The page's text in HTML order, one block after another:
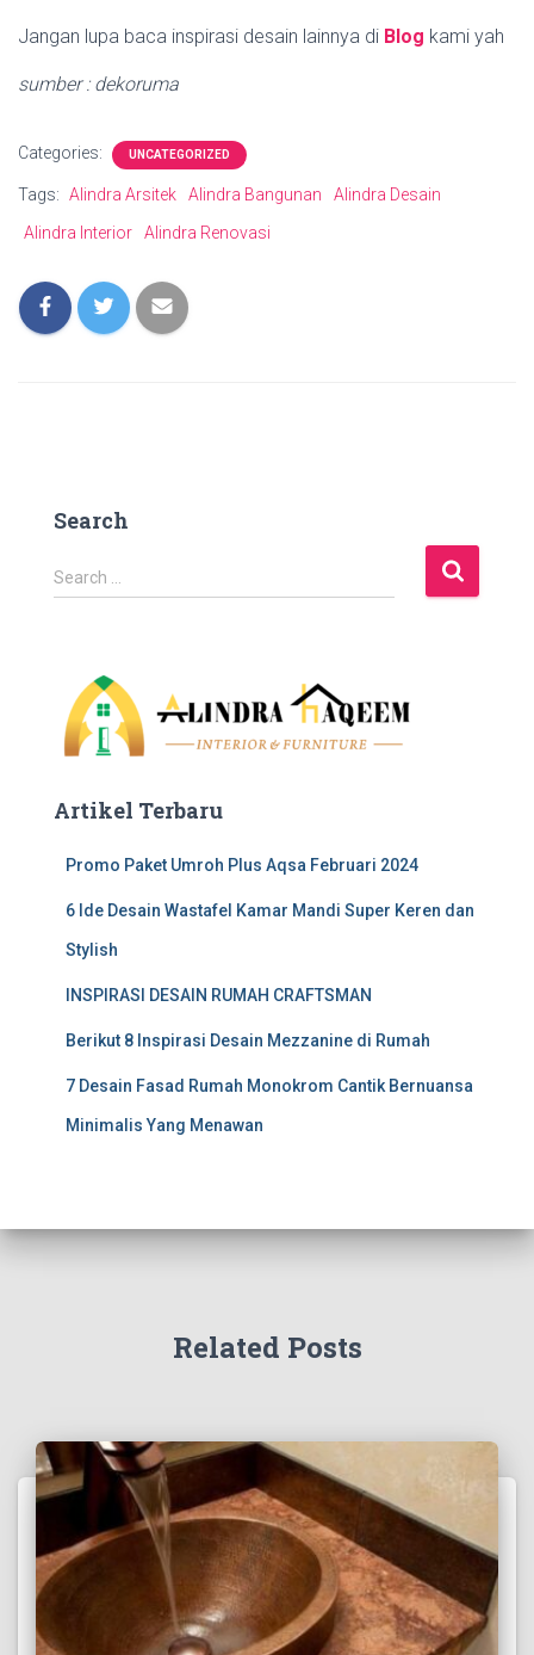
Jangan lupa baca inspirasi desain lainnya di Blog kami yah
sumber : dekoruma
Categories: UNCATEGORIZED
Tags: Alindra Arsitek Alindra Bangunan
Alindra Desain
Alindra Interior
Alindra Renovasi
Search
S
e
Search …
Artikel Terbaru
Promo Paket Umroh Plus Aqsa Februari 2024
6 Ide Desain Wastafel Kamar Mandi Super Keren dan
Stylish
INSPIRASI DESAIN RUMAH CRAFTSMAN
Berikut 8 Inspirasi Desain Mezzanine di Rumah
7 Desain Fasad Rumah Monokrom Cantik Bernuansa
Minimalis Yang Menawan
Related Posts